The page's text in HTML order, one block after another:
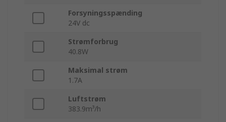
Forsyningsspænding
24V dc
Strømforbrug
40.8W
Maksimal strøm
1.7A
Luftstrøm
383.9m³/h